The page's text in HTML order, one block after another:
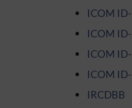
ICOM
ICOM
ICOM
ICOM
IRCDBB